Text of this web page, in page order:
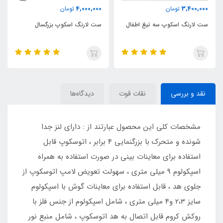
3,400,000 تومان
ست لارنگ اسکوپ سه تیغ اطفال
4,000,000 تومان
ست لارنگ اسکوپ بزرگسال
نقد و بررسی نقات قوت دیدگاه‌ها
مشخصات کلی این محصول عبارتند از : دارای لنز جدا
شونده و متحرک با بزرگنمایی 4 برابر ، اتوسکوپ قابل
استفاده برای معاینات بینی در صورت استفاده به همراه
اسپکولوم 9 میلی متری ، سهولت تعویض لامپ اتوسکوپ از
جلوی هد ، قابل استفاده برای معاینات گوش با اسپکولوم
سایز 2،3 و4 میلی متری ، شامل اسپکولوم از جنس فلز با
روکش کروم قابل اتصال به هد اتوسکوپ ، شامل منبع نور